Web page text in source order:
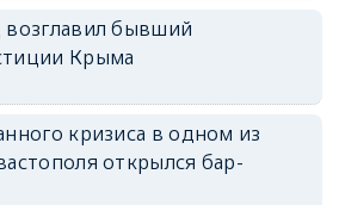
бывший
Крыма
кризиса в одном из
открылся бар-